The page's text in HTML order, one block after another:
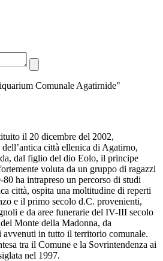
Comunale Agatirnide"
il 20 dicembre del 2002,
dell’antica città ellenica di Agatirno,
dal figlio del dio Eolo, il principe
voluta da un gruppo di ragazzi
ha intrapreso un percorso di studi
città, ospita una moltitudine di reperti
e il primo secolo d.C. provenienti,
e da aree funerarie del IV-III secolo
Monte della Madonna, da
avvenuti in tutto il territorio comunale.
tra il Comune e la Sovrintendenza ai
nel 1997.